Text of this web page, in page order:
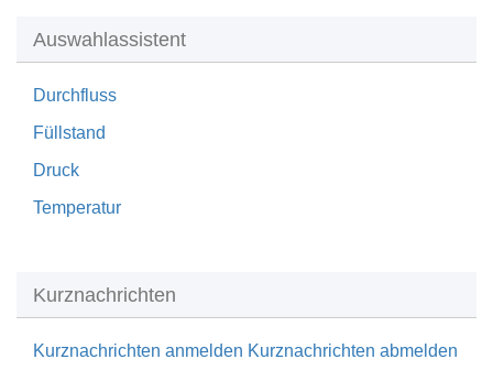
Auswahlassistent
Durchfluss
Füllstand
Druck
Temperatur
Kurznachrichten
Kurznachrichten anmelden Kurznachrichten abmelden